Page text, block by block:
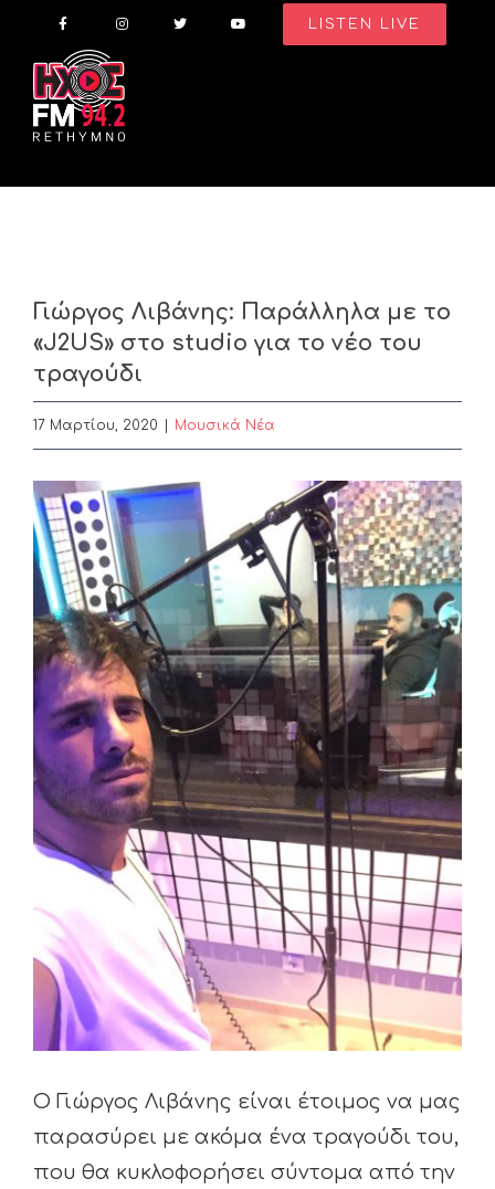
content
LISTEN LIVE
Γιώργος Λιβάνης: Παράλληλα με το
«J2US» στο studio για το νέο του
τραγούδι
17 Μαρτίου, 2020 | Μουσικά Νέα
View
Larger
Image
Ο Γιώργος Λιβάνης είναι έτοιμος να μας
παρασύρει με ακόμα ένα τραγούδι του,
που θα κυκλοφορήσει σύντομα από την